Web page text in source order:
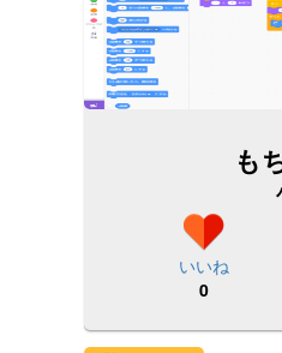
も
いいね
0